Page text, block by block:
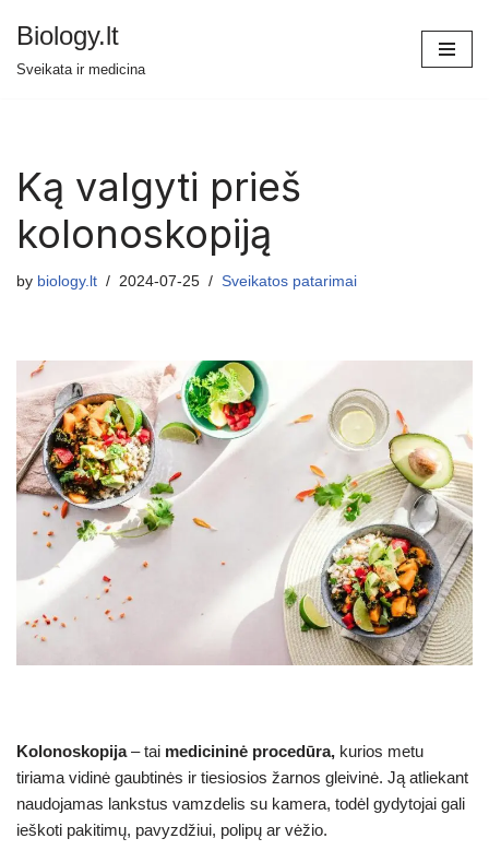
Biology.lt
Sveikata ir medicina
Ką valgyti prieš
kolonoskopiją
by biology.lt 2024-07-25 Sveikatos patarimai
Kolonoskopija– tai medicininė procedūra, kurios metu
tiriama vidinė gaubtinės ir tiesiosios žarnos gleivinė. Ją atliekant
naudojamas lankstus vamzdelis su kamera, todėl gydytojai gali
ieškoti pakitimų, pavyzdžiui, polipų ar vėžio.